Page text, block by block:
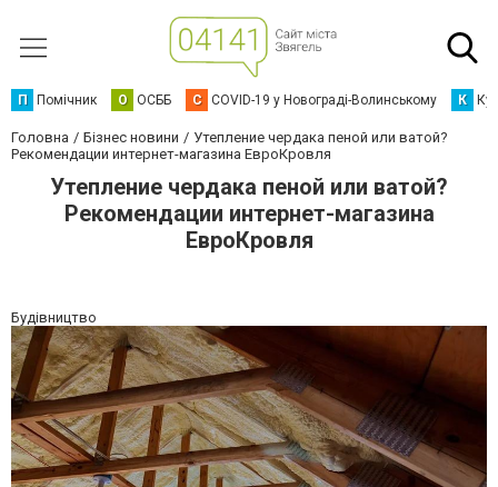
П Помічник О ОСББ C COVID-19 у Новограді-Волинському К
Головна Бізнес новини
Утепление чердака пеной или ватой?
Рекомендации интернет-магазина ЕвроКровля
Утепление чердака пеной или ватой?
Рекомендации интернет-магазина
ЕвроКровля
Будівництво